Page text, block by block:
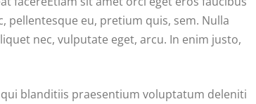
pellentesque eu, pretium quis, sem. Nulla
nec, vulputate eget, arcu. In enim justo,
blanditiis praesentium voluptatum deleniti